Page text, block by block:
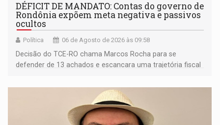
DÉFICIT DE MANDATO: Contas do governo de
Rondônia expõem meta negativa e passivos
ocultos
Política 06 de Agosto de 2026 às 09:58
Decisão do TCE-RO chama Marcos Rocha para se
defender de 13 achados e escancara uma trajetória fiscal
mandato